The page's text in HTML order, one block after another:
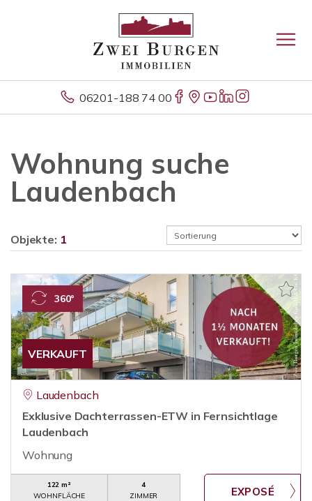
06201-188 74 00
Wohnung suche
Laudenbach
Objekte: 1
VERKAUFT
360°
Laudenbach
Exklusive Dachterrassen-ETW in Fernsichtlage
Laudenbach
Wohnung
122 m²
WOHNFLÄCHE
4
ZIMMER